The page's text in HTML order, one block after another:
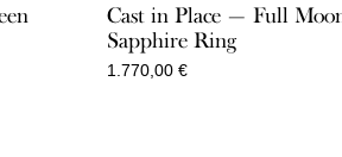
Cast in Place — Full
Sapphire Ring
1.770,00 €